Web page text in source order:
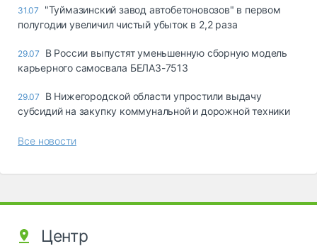
31.07
"Туймазинский завод автобетоновозов" в первом
полугодии увеличил чистый убыток в 2,2 раза
29.07
В России выпустят уменьшенную сборную модель
карьерного самосвала БЕЛАЗ-7513
29.07
В Нижегородской области упростили выдачу
субсидий на закупку коммунальной и дорожной техники
Все новости
Центр